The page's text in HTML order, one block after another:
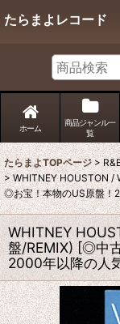
たらまよレコード
ホーム
商品ジャンル一
覧
たらまよTOPページ >
> WHITNEY HOUSTON /
◎お宝！本物のUS原盤！
WHITNEY
盤/REMIX) [◎中
2000年以降の人